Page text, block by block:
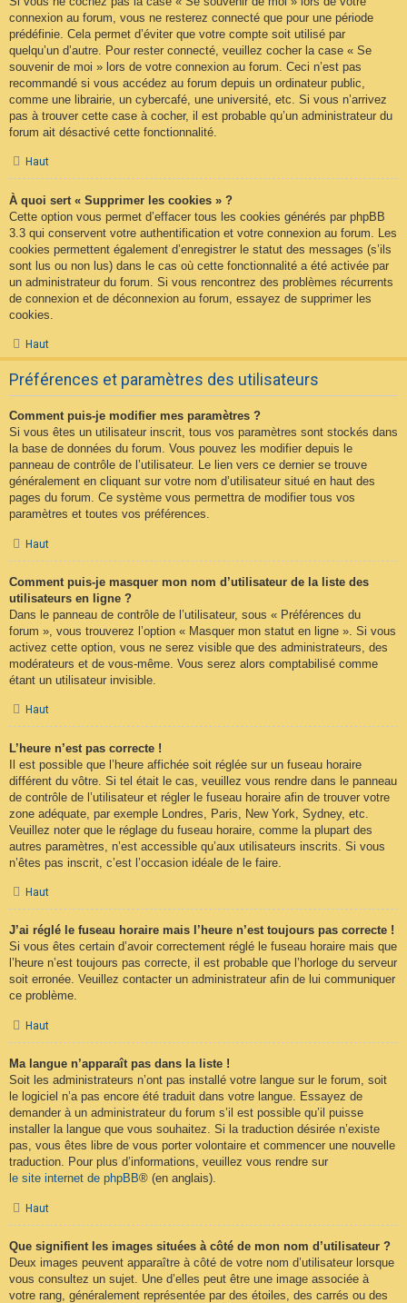
connexion au forum, vous ne resterez connecté que pour une période
prédéfinie. Cela permet d’éviter que votre compte soit utilisé par
quelqu’un d’autre. Pour rester connecté, veuillez cocher la case « Se
souvenir de moi » lors de votre connexion au forum. Ceci n’est pas
recommandé si vous accédez au forum depuis un ordinateur public,
comme une librairie, un cybercafé, une université, etc. Si vous n’arrivez
pas à trouver cette case à cocher, il est probable qu’un administrateur du
forum ait désactivé cette fonctionnalité.
Haut
À quoi sert « Supprimer les cookies » ?
Cette option vous permet d’effacer tous les cookies générés par phpBB
3.3 qui conservent votre authentification et votre connexion au forum. Les
cookies permettent également d’enregistrer le statut des messages (s’ils
sont lus ou non lus) dans le cas où cette fonctionnalité a été activée par
un administrateur du forum. Si vous rencontrez des problèmes récurrents
de connexion et de déconnexion au forum, essayez de supprimer les
cookies.
Haut
Préférences et paramètres des utilisateurs
Comment puis-je modifier mes paramètres ?
Si vous êtes un utilisateur inscrit, tous vos paramètres sont stockés dans
la base de données du forum. Vous pouvez les modifier depuis le
panneau de contrôle de l’utilisateur. Le lien vers ce dernier se trouve
généralement en cliquant sur votre nom d’utilisateur situé en haut des
pages du forum. Ce système vous permettra de modifier tous vos
paramètres et toutes vos préférences.
Haut
Comment puis-je masquer mon nom d’utilisateur de la liste des
utilisateurs en ligne ?
Dans le panneau de contrôle de l’utilisateur, sous « Préférences du
forum », vous trouverez l’option « Masquer mon statut en ligne ». Si vous
activez cette option, vous ne serez visible que des administrateurs, des
modérateurs et de vous-même. Vous serez alors comptabilisé comme
étant un utilisateur invisible.
Haut
L’heure n’est pas correcte !
Il est possible que l’heure affichée soit réglée sur un fuseau horaire
différent du vôtre. Si tel était le cas, veuillez vous rendre dans le panneau
de contrôle de l’utilisateur et régler le fuseau horaire afin de trouver votre
zone adéquate, par exemple Londres, Paris, New York, Sydney, etc.
Veuillez noter que le réglage du fuseau horaire, comme la plupart des
autres paramètres, n’est accessible qu’aux utilisateurs inscrits. Si vous
n’êtes pas inscrit, c’est l’occasion idéale de le faire.
Haut
J’ai réglé le fuseau horaire mais l’heure n’est toujours pas correcte !
Si vous êtes certain d’avoir correctement réglé le fuseau horaire mais que
l’heure n’est toujours pas correcte, il est probable que l’horloge du serveur
soit erronée. Veuillez contacter un administrateur afin de lui communiquer
ce problème.
Haut
Ma langue n’apparaît pas dans la liste !
Soit les administrateurs n’ont pas installé votre langue sur le forum, soit
le logiciel n’a pas encore été traduit dans votre langue. Essayez de
demander à un administrateur du forum s’il est possible qu’il puisse
installer la langue que vous souhaitez. Si la traduction désirée n’existe
pas, vous êtes libre de vous porter volontaire et commencer une nouvelle
traduction. Pour plus d’informations, veuillez vous rendre sur
le site internet de phpBB® (en anglais).
Haut
Que signifient les images situées à côté de mon nom d’utilisateur ?
Deux images peuvent apparaître à côté de votre nom d’utilisateur lorsque
vous consultez un sujet. Une d’elles peut être une image associée à
votre rang, généralement représentée par des étoiles, des carrés ou des